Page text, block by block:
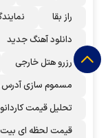
راز بقا
دانلود آهنگ جدید
رزرو هتل خارجی
مسموم سازی آدرس
تحلیل قیمت کاردانو
قیمت لحظه ای